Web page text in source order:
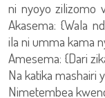
ni nyoyo zilizomo
Akasema: {Wala
ila ni umma kama
Amesema: {Dari
Na katika mashairi
Nimetembea